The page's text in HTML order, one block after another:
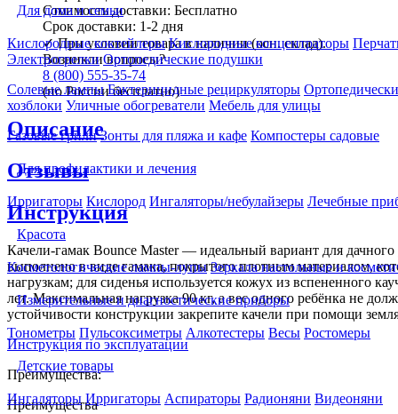
Для дома и семьи
Кислородные коктейлеры Кислородные концентраторы
Электрогрелки Ортопедические подушки
Солевые лампы Бактерицидные рециркуляторы
хозблоки Уличные обогреватели Мебель для улицы
Газовые грили Зонты для пляжа и кафе Компостеры садовые
Для профилактики и лечения
Ирригаторы Кислород Ингаляторы/небулайзеры Лечебные
Красота
Косметологические лампы-лупы Зеркала настольные и
Измерительные и диагностические приборы
Тонометры Пульсоксиметры Алкотестеры Весы Ростомеры
Детские товары
Ингаляторы Ирригаторы Аспираторы Радионяни Видеоняни
Стоимость доставки: Бесплатно
Срок доставки: 1-2 дня
✓При условии товара в наличии (осн. склад).
Возникли вопросы?
8 (800) 555-35-74
(по России бесплатно)
Описание
Отзывы
Инструкция
Качели-гамак Bounce Master — идеальный вариант для
выполнено в виде гамака, покрытого плотным материалом,
нагрузкам; для сиденья используется кожух из вспененного
лет. Максимальная нагрузка 90 кг, а вес одного ребёнка не
устойчивости конструкции закрепите качели при помощи
Инструкция по эксплуатации
Преимущества:
Преимущества